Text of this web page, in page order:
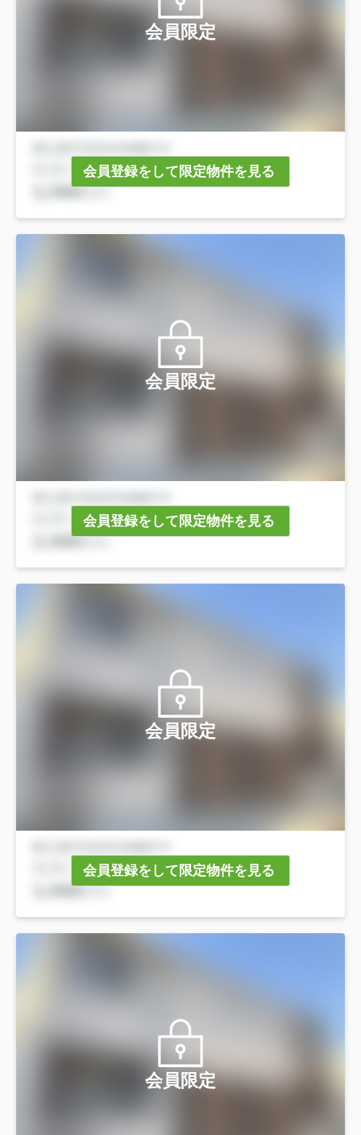
会員限定
会員登録をして限定物件を見る
会員限定
会員登録をして限定物件を見る
会員限定
会員登録をして限定物件を見る
会員限定